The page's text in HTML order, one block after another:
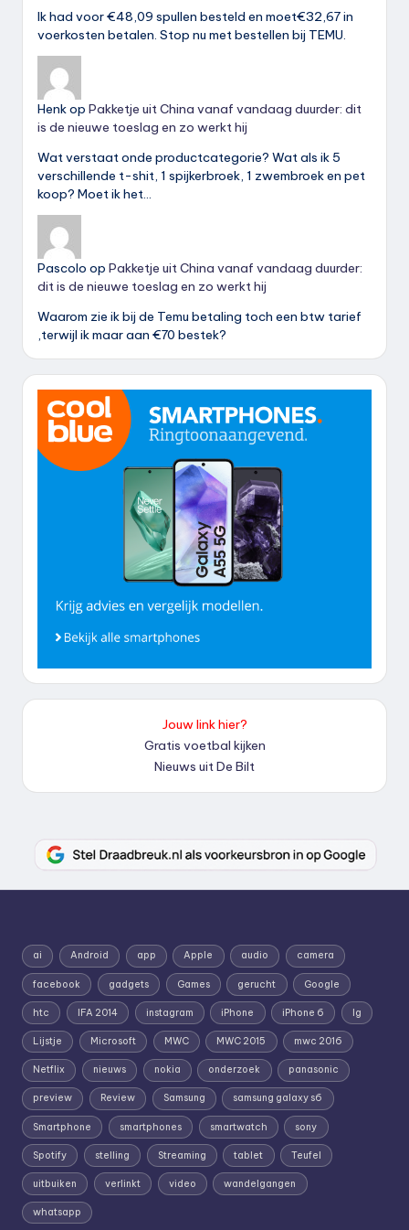
Ik had voor €48,09 spullen besteld en moet€32,67 in
voerkosten betalen. Stop nu met bestellen bij TEMU.
Henkop Pakketje uit China vanaf vandaag duurder: dit
is de nieuwe toeslag en zo werkt hij
Wat verstaat onde productcategorie? Wat als ik 5
verschillende t-shit, 1 spijkerbroek, 1 zwembroek en pet
koop? Moet ik het…
Pascolo op Pakketje uit China vanaf vandaag duurder:
dit is de nieuwe toeslag en zo werkt hij
Waarom zie ik bij de Temu betaling toch een btw tarief
,terwijl ik maar aan €70 bestek?
Jouw link hier?
Gratis voetbal kijken
Nieuws uit De Bilt
ai Android app Apple audio camera
facebook gadgets Games gerucht Google
htc IFA 2014 instagram iPhone iPhone 6 lg
Lijstje Microsoft MWC MWC 2015 mwc 2016
Netflix nieuws nokia onderzoek panasonic
preview Review Samsung samsung galaxy s6
Smartphone smartphones smartwatch sony
Spotify stelling Streaming tablet Teufel
uitbuiken verlinkt video wandelgangen
whatsapp